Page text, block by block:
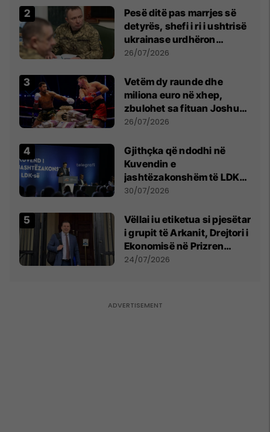
Pesë ditë pas marrjes së
detyrës, shefi i ri i ushtrisë
ukrainase urdhëron
kontroll të madh
26/07/2026
Vetëm dy raunde dhe
miliona euro në xhep,
zbulohet sa fituan Joshua
e Prenga
26/07/2026
Gjithçka që ndodhi në
Kuvendin e
jashtëzakonshëm të LDK-
së
30/07/2026
Vëllai iu etiketua si pjesëtar
i grupit të Arkanit, Drejtori i
Ekonomisë në Prizren
mohon pretendimet
24/07/2026